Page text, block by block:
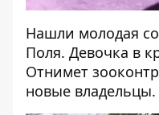
Нашли молодая
Поля. Девочка в
Отнимет
новые владельцы.